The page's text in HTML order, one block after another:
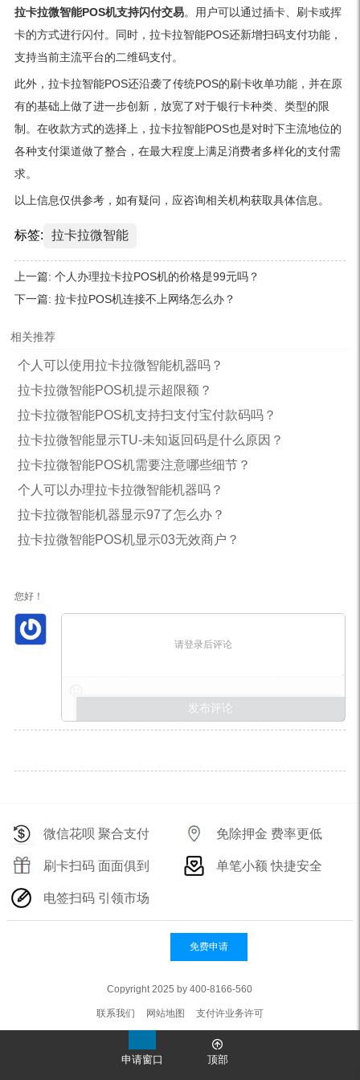
拉卡拉微智能POS机支持闪付交易。用户可以通过插卡、刷卡或挥
卡的方式进行闪付。同时，拉卡拉智能POS还新增扫码支付功能，
支持当前主流平台的二维码支付。
此外，拉卡拉智能POS还沿袭了传统POS的刷卡收单功能，并在原
有的基础上做了进一步创新，放宽了对于银行卡种类、类型的限
制。在收款方式的选择上，拉卡拉智能POS也是对时下主流地位的
各种支付渠道做了整合，在最大程度上满足消费者多样化的支付需
求。
以上信息仅供参考，如有疑问，应咨询相关机构获取具体信息。
标签: 拉卡拉微智能
上一篇: 个人办理拉卡拉POS机的价格是99元吗？
下一篇: 拉卡拉POS机连接不上网络怎么办？
相关推荐
个人可以使用拉卡拉微智能机器吗？
拉卡拉微智能POS机提示超限额？
拉卡拉微智能POS机支持扫支付宝付款码吗？
拉卡拉微智能显示TU-未知返回码是什么原因？
拉卡拉微智能POS机需要注意哪些细节？
个人可以办理拉卡拉微智能机器吗？
拉卡拉微智能机器显示97了怎么办？
拉卡拉微智能POS机显示03无效商户？
您好！
请登录后评论
微信花呗 聚合支付 免除押金 费率更低
刷卡扫码 面面俱到 单笔小额 快捷安全
电签扫码 引领市场
免费申请
Copyright 2025 by 400-8166-560
联系我们 网站地图 支付许业务许可
申请窗口 顶部